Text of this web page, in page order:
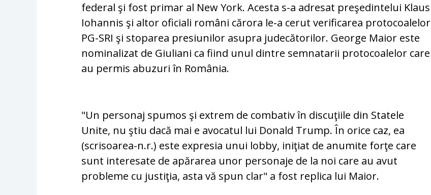
federal şi fost primar al New York. Acesta s-a adresat preşedintelui Klaus
Iohannis şi altor oficiali români cărora le-a cerut verificarea protocoalelor
PG-SRI şi stoparea presiunilor asupra judecătorilor. George Maior este
nominalizat de Giuliani ca fiind unul dintre semnatarii protocoalelor care
au permis abuzuri în România.
"Un personaj spumos şi extrem de combativ în discuţiile din Statele
Unite, nu ştiu dacă mai e avocatul lui Donald Trump. În orice caz, ea
(scrisoarea-n.r.) este expresia unui lobby, iniţiat de anumite forţe care
sunt interesate de apărarea unor personaje de la noi care au avut
probleme cu justiţia, asta vă spun clar" a fost replica lui Maior.